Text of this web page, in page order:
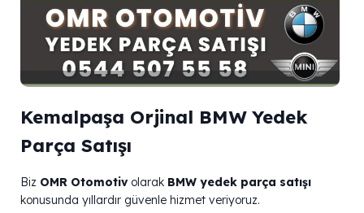
Kemalpaşa Orjinal BMW Yedek
Parça Satışı
Biz OMR Otomotivolarak BMW yedek parça satışı
konusunda yıllardır güvenle hizmet veriyoruz.